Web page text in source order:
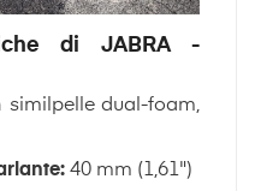
di JABRA -
dual-foam,
40 mm (1,61")